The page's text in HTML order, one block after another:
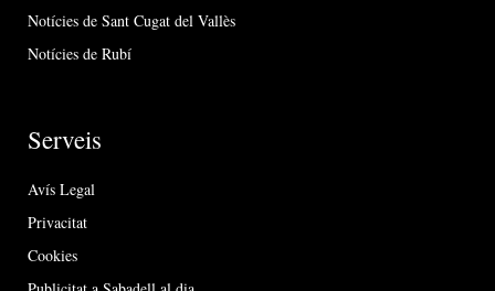
Notícies de Sant Cugat del Vallès
Notícies de Rubí
Serveis
Avís Legal
Privacitat
Cookies